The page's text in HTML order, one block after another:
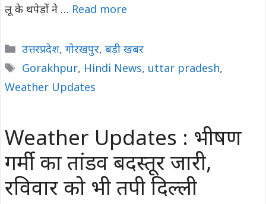
लू के थपेड़ों ने … Read more
Categories
उत्तरप्रदेश, गोरखपुर, बड़ी खबर
Tags
Gorakhpur, Hindi News, uttar pradesh,
Weather Updates
Weather Updates : भीषण
गर्मी का तांडव बदस्तूर जारी,
रविवार को भी तपी दिल्ली